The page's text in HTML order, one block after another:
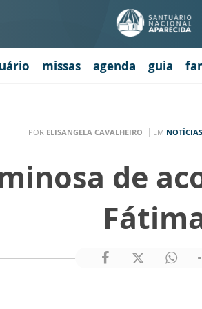
missas agenda guia
POR ELISANGELA CAVALHEIRO EM NOTÍCIAS
de